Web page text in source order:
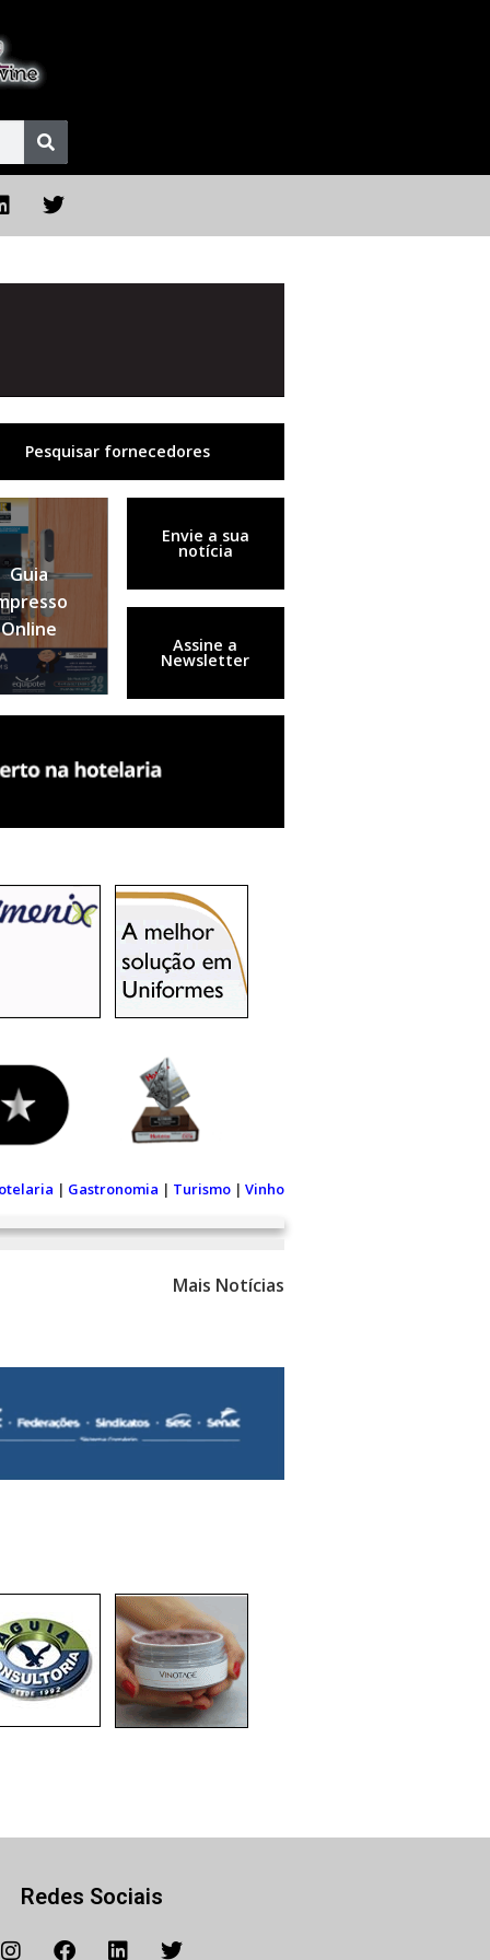
Pesquisar fornecedores
Guia
Online
Envie a sua
notícia
Assine a
Newsletter
| Gastronomia | Turismo | Vinho
Mais Notícias
Redes Sociais